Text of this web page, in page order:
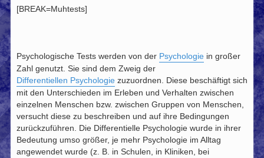
[BREAK=Muhtests]
Psychologische Tests werden von der Psychologie in großer
Zahl genutzt. Sie sind dem Zweig der
Differentiellen Psychologie zuzuordnen. Diese beschäftigt sich
mit den Unterschieden im Erleben und Verhalten zwischen
einzelnen Menschen bzw. zwischen Gruppen von Menschen,
versucht diese zu beschreiben und auf ihre Bedingungen
zurückzuführen. Die Differentielle Psychologie wurde in ihrer
Bedeutung umso größer, je mehr Psychologie im Alltag
angewendet wurde (z. B. in Schulen, in Kliniken, bei